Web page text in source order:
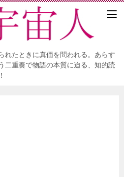
れたときに真価を問われる。あらす
二重奏で物語の本質に迫る、知的読